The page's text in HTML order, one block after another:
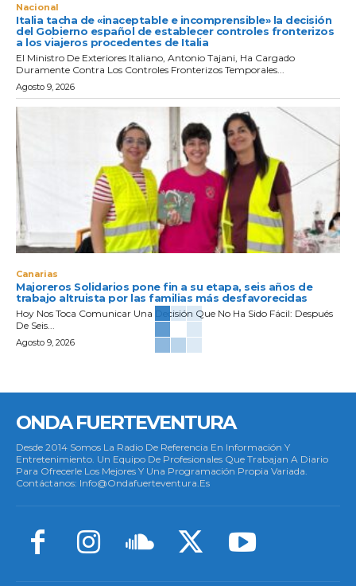
Nacional
Italia tacha de «inaceptable e incomprensible» la decisión
del Gobierno español de establecer controles fronterizos
a los viajeros procedentes de Italia
El Ministro De Exteriores Italiano, Antonio Tajani, Ha Cargado
Duramente Contra Los Controles Fronterizos Temporales...
Agosto 9, 2026
Canarias
Majoreros Solidarios pone fin a su etapa, seis años de
trabajo altruista por las familias más desfavorecidas
Hoy Nos Toca Comunicar Una Decisión Que No Ha Sido Fácil: Después
De Seis...
Agosto 9, 2026
ONDA FUERTEVENTURA
Desde 2014 Somos La Radio De Referencia En Información Y
Entretenimiento. Un Equipo De Profesionales Que Trabajan A Diario
Para Ofrecerle Los Mejores Y Una Programación Propia Variada.
Contáctanos: Info@ondafuerteventura.es